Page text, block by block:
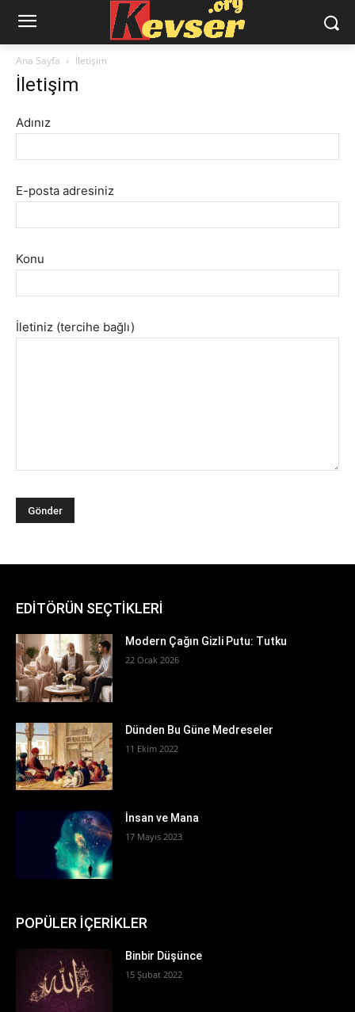
Ana Sayfa İletişim
İletişim
Adınız
E-posta adresiniz
Konu
İletiniz (tercihe bağlı)
EDİTÖRÜN SEÇTİKLERİ
Modern Çağın Gizli Putu: Tutku
22 Ocak 2026
Dünden Bu Güne Medreseler
11 Ekim 2022
İnsan ve Mana
17 Mayıs 2023
POPÜLER İÇERİKLER
Binbir Düşünce
15 Şubat 2022